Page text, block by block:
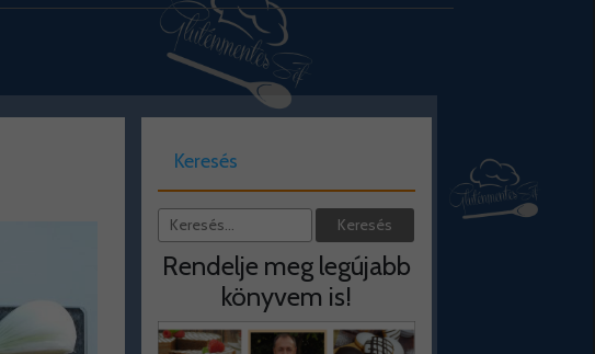
Keresés
Rendelje meg legújabb
könyvem is!